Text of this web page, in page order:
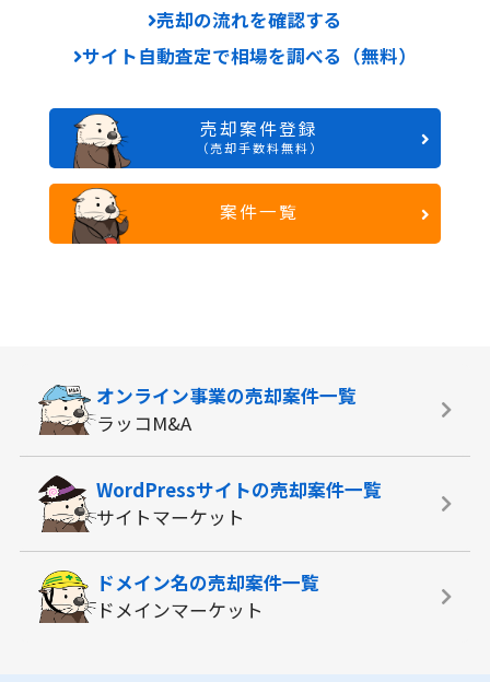
売却の流れを確認する
サイト自動査定で相場を調べる（無料）
売却案件登録
（売却手数料無料）
案件一覧
オンライン事業の売却案件一覧
ラッコM&A
WordPressサイトの売却案件一覧
サイトマーケット
ドメイン名の売却案件一覧
ドメインマーケット